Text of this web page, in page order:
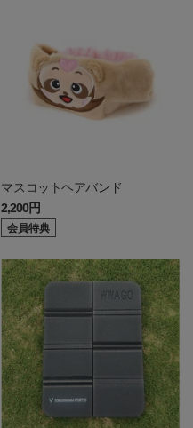
マスコットヘアバンド
2,200円
会員特典